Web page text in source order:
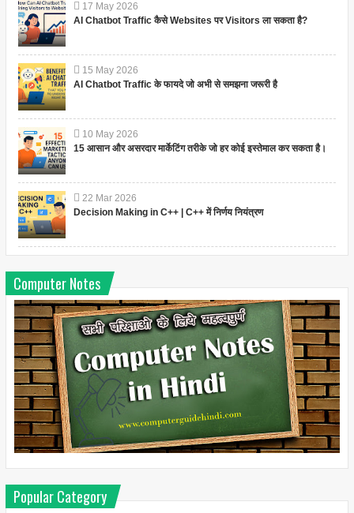
17 May 2026
AI Chatbot Traffic कैसे Websites पर Visitors ला सकता है?
15 May 2026
AI Chatbot Traffic के फायदे जो अभी से समझना जरूरी है
10 May 2026
15 आसान और असरदार मार्केटिंग तरीके जो हर कोई इस्तेमाल कर सकता है।
22 Mar 2026
Decision Making in C++ | C++ में निर्णय नियंत्रण
Computer Notes
Popular Category